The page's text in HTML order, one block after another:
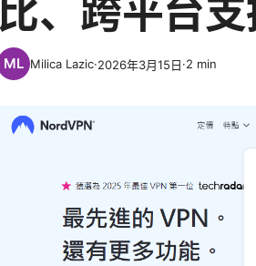
比、跨平台
Milica Lazic·2026年3月15日·2 min